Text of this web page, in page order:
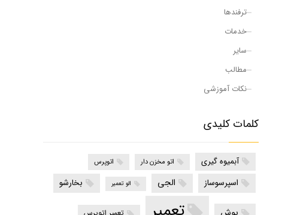
ترفندها
خدمات
سایر
مطالب
نکات آموزشی
کلمات کلیدی
آبمیوه گیری اتو مخزن دار اتوپرس
اسپرسوساز الجی الو تعمیر بخارشو